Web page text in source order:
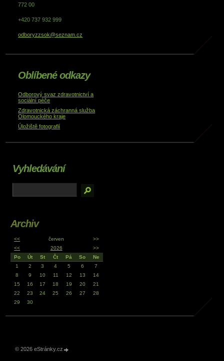
772 00
+420 737 932 999
odboryzzsok@seznam.cz
Oblíbené odkazy
Odborový svaz zdravotnictví a
sociální péče
Zdravotnická záchranná služba
Olomouckého kraje
Úložiště fotografií
Vyhledávání
Archiv
<< červen
>>
<<
2026
>>
Po
Út St Čt Pá So
Ne
1
2 3 4 5 6
7
8
9 10 11 12 13
14
15
16 17 18 19 20
21
22
23 24 25 26 27
28
29
30
© 2026 eStránky.cz